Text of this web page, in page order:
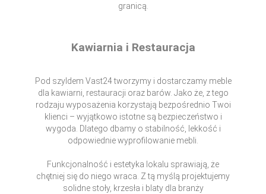
granicą.
Kawiarnia i Restauracja
Pod szyldem Vast24 tworzymy i dostarczamy meble
dla kawiarni, restauracji oraz barów. Jako że, z tego
rodzaju wyposażenia korzystają bezpośrednio Twoi
klienci – wyjątkowo istotne są bezpieczeństwo i
wygoda. Dlatego dbamy o stabilność, lekkość i
odpowiednie wyprofilowanie mebli.
Funkcjonalność i estetyka lokalu sprawiają, że
chętniej się do niego wraca. Z tą myślą projektujemy
solidne stoły, krzesła i blaty dla branży